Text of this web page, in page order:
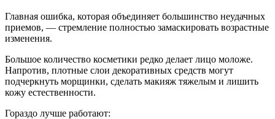
Главная ошибка, которая объединяет большинство неудачных
приемов, — стремление полностью замаскировать возрастные
изменения.
Большое количество косметики редко делает лицо моложе.
Напротив, плотные слои декоративных средств могут
подчеркнуть морщинки, сделать макияж тяжелым и лишить
кожу естественности.
Гораздо лучше работают: